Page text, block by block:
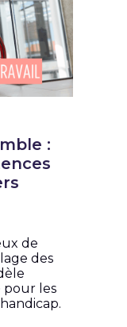
:
de
des
pour les